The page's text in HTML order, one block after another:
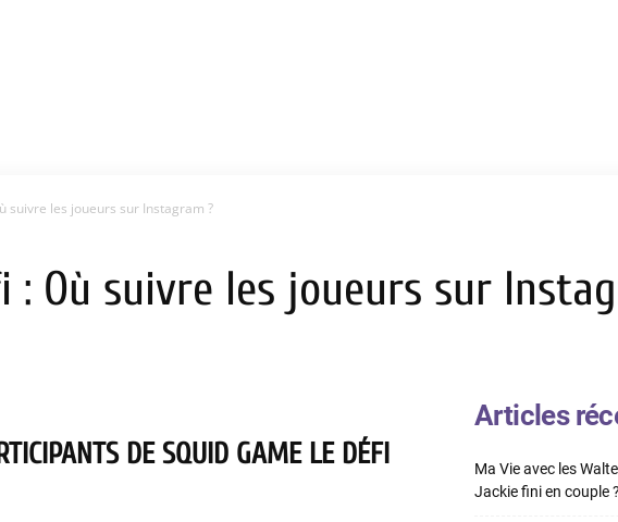
suivre les joueurs sur Instagram ?
: Où suivre les joueurs sur
DE SQUID GAME LE DÉFI
Articles
Ma Vie avec les
Jackie fini en couple ?